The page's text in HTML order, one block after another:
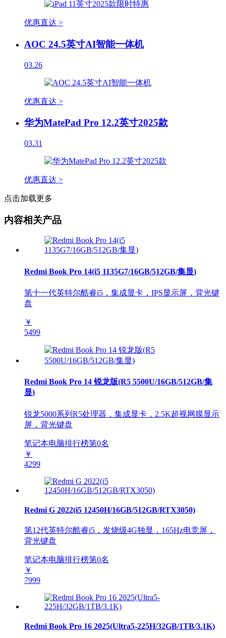
优惠直达 >
AOC 24.5英寸AI智能一体机
03.26
优惠直达 >
华为MatePad Pro 12.2英寸2025款
03.31
优惠直达 >
点击加载更多
内容相关产品
Redmi Book Pro 14(i5 1135G7/16GB/512GB/集显)
第十一代英特尔酷睿i5，集成显卡，IPS显示屏，背光键
盘
￥
5499
Redmi Book Pro 14 锐龙版(R5 5500U/16GB/512GB/集
显)
锐龙5000系列R5处理器，集成显卡，2.5K超视网膜显示
屏，背光键盘
笔记本电脑排行榜第0名
￥
4299
Redmi G 2022(i5 12450H/16GB/512GB/RTX3050)
第12代英特尔酷睿i5，发烧级4G独显，165Hz电竞屏，
背光键盘
笔记本电脑排行榜第0名
￥
7999
Redmi Book Pro 16 2025(Ultra5-225H/32GB/1TB/3.1K)